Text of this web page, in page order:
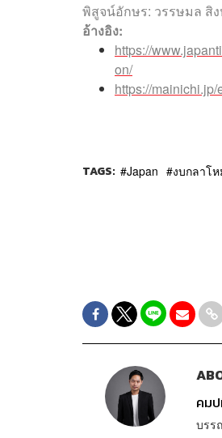
พิสูจน์อักษร: วรรษมล สิ
อ้างอิง:
https://
on/
https://
TAGS: Japan งบกลาโ
คม
บรร